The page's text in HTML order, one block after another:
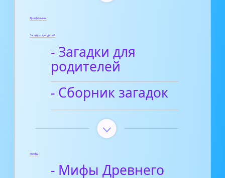
Диафильмы
Загадки для детей
- Загадки для
родителей
- Сборник загадок
Мифы
- Мифы Древнего